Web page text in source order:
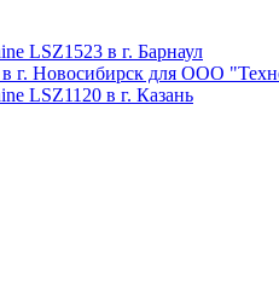
LSZ1523 в г. Барнаул
в г. Новосибирск для ООО
LSZ1120 в г. Казань